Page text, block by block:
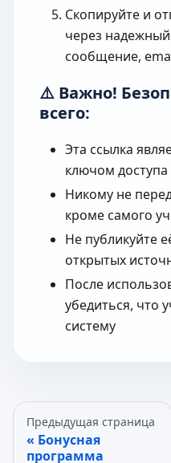
Скопируйте и
через
сообщение,
⚠️ Важно!
всего:
Эта ссылка
ключом доступа
Никому не
кроме самого
Не публикуйте
открытых
После
убедиться, что
систему
Предыдущая страница
Бонусная
программа